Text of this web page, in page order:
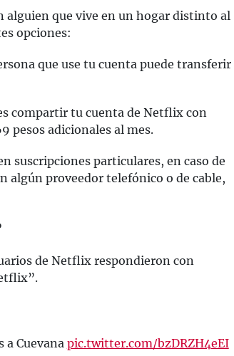
alguien que vive en un hogar distinto al
opciones:
que use tu cuenta puede transferir
compartir tu cuenta de Netflix con
pesos adicionales al mes.
suscripciones particulares, en caso de
algún proveedor telefónico o de cable,
de Netflix respondieron con
a Cuevana pic.twitter.com/bzDRZH4eEI